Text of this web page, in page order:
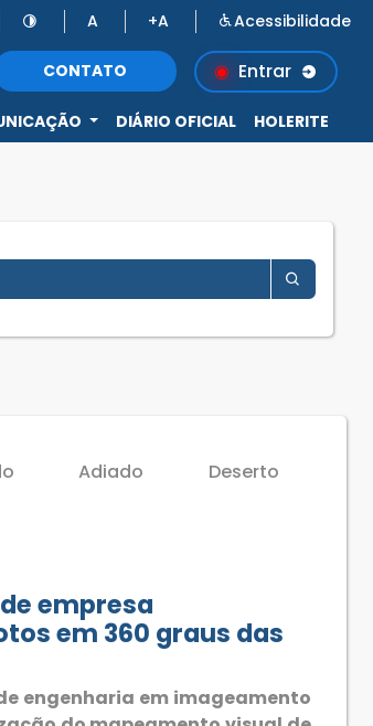
A +A Acessibilidade
CONTATO Entrar
DIÁRIO OFICIAL HOLERITE
Adiado Deserto
empresa
em 360 graus das
engenharia em imageamento